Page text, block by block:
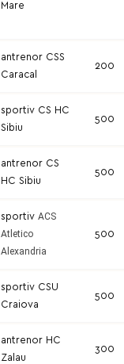
Mare
antrenor CSS
Caracal
200
sportiv CS HC
Sibiu
500
antrenor CS
HC Sibiu
500
sportiv ACS
Atletico
Alexandria
500
sportiv CSU
Craiova
500
antrenor HC
Zalau
300